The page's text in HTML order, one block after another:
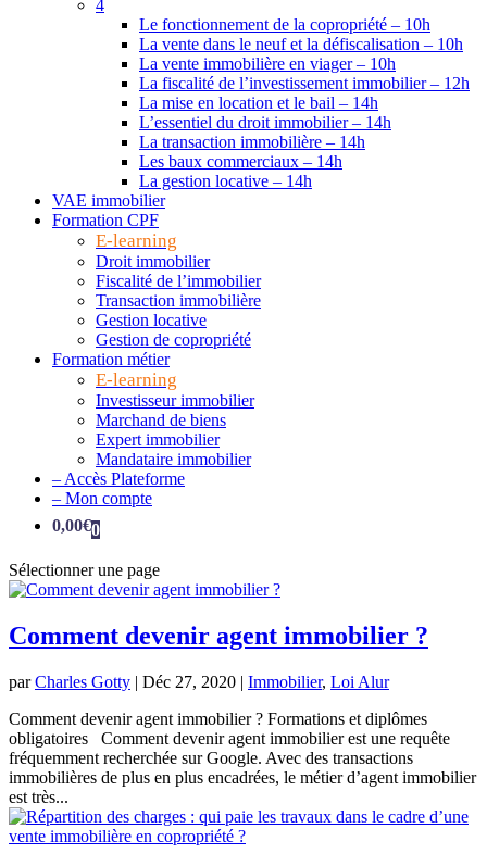
4
Le fonctionnement de la copropriété – 10h
La vente dans le neuf et la défiscalisation – 10h
La vente immobilière en viager – 10h
La fiscalité de l’investissement immobilier – 12h
La mise en location et le bail – 14h
L’essentiel du droit immobilier – 14h
La transaction immobilière – 14h
Les baux commerciaux – 14h
La gestion locative – 14h
VAE immobilier
Formation CPF
E-learning
Droit immobilier
Fiscalité de l’immobilier
Transaction immobilière
Gestion locative
Gestion de copropriété
Formation métier
E-learning
Investisseur immobilier
Marchand de biens
Expert immobilier
Mandataire immobilier
– Accès Plateforme
– Mon compte
0,00€0
Sélectionner une page
Comment devenir agent immobilier ?
parCharles Gotty | Déc 27, 2020 | Immobilier, Loi Alur
Comment devenir agent immobilier ? Formations et diplômes
obligatoires Comment devenir agent immobilier est une requête
fréquemment recherchée sur Google. Avec des transactions
immobilières de plus en plus encadrées, le métier d’agent immobilier
est très...